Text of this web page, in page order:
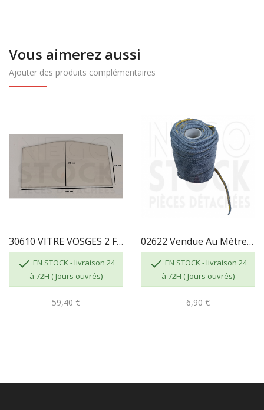
Vous aimerez aussi
Ajouter des produits complémentaires
30610 VITRE VOSGES 2 FR0045870B
 EN STOCK - livraison 24
à 72H ( Jours ouvrés)
59,40 €
02622 Vendue Au Mètre - TRESSE AUTOCOLLANTE DE...
 EN STOCK - livraison 24
à 72H ( Jours ouvrés)
6,90 €